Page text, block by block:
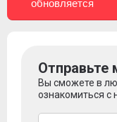
обновляется
Отправьте
Вы сможете в
ознакомиться с